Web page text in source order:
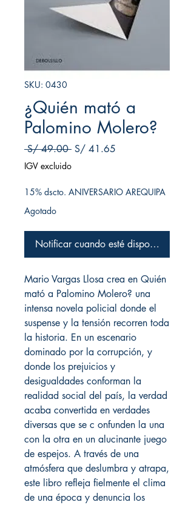
SKU: 0430
¿Quién mató a
Palomino Molero?
S/ 49.00 Precio
S/ 41.65
IGV excluido
15% dscto. ANIVERSARIO AREQUIPA
Agotado
Notificar cuando esté disponible
Mario Vargas Llosa crea en Quién
mató a Palomino Molero? una
intensa novela policial donde el
suspense y la tensión recorren toda
la historia. En un escenario
dominado por la corrupción, y
donde los prejuicios y
desigualdades conforman la
realidad social del país, la verdad
acaba convertida en verdades
diversas que se c onfunden la una
con la otra en un alucinante juego
de espejos. A través de una
atmósfera que deslumbra y atrapa,
este libro refleja fielmente el clima
de una época y denuncia los